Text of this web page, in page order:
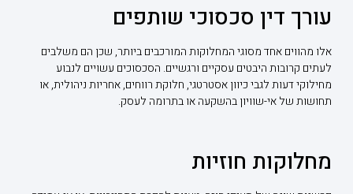
עורך דין סכסוכי שותפים
אלו מהווים אחד מסוגי המחלוקות המורכבים ביותר, שכן הם משלבים
לעתים קרובות היבטים עסקיים ורגשיים. הסכסוכים עשויים לנבוע
מחילוקי דעות לגבי כיוון אסטרטגי, חלוקת רווחים, אחריות ניהולית, או
תחושות של אי-שוויון בהשקעה או בתרומה לעסק.
מחלוקות חוזיות